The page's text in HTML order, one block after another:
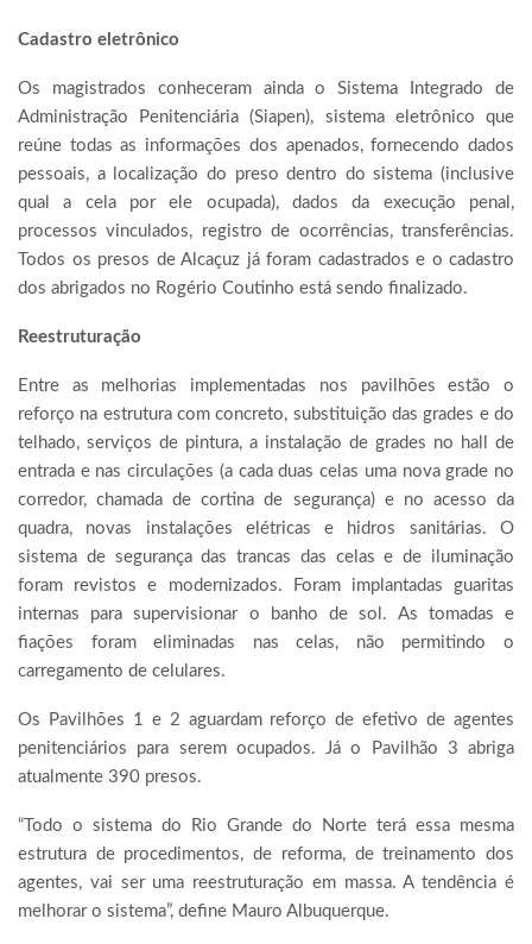
Cadastro eletrônico
Os magistrados conheceram ainda o Sistema Integrado de
Administração Penitenciária (Siapen), sistema eletrônico que
reúne todas as informações dos apenados, fornecendo dados
pessoais, a localização do preso dentro do sistema (inclusive
qual a cela por ele ocupada), dados da execução penal,
processos vinculados, registro de ocorrências, transferências.
Todos os presos de Alcaçuz já foram cadastrados e o cadastro
dos abrigados no Rogério Coutinho está sendo finalizado.
Reestruturação
Entre as melhorias implementadas nos pavilhões estão o
reforço na estrutura com concreto, substituição das grades e do
telhado, serviços de pintura, a instalação de grades no hall de
entrada e nas circulações (a cada duas celas uma nova grade no
corredor, chamada de cortina de segurança) e no acesso da
quadra, novas instalações elétricas e hidros sanitárias. O
sistema de segurança das trancas das celas e de iluminação
foram revistos e modernizados. Foram implantadas guaritas
internas para supervisionar o banho de sol. As tomadas e
fiações foram eliminadas nas celas, não permitindo o
carregamento de celulares.
Os Pavilhões 1 e 2 aguardam reforço de efetivo de agentes
penitenciários para serem ocupados. Já o Pavilhão 3 abriga
atualmente 390 presos.
“Todo o sistema do Rio Grande do Norte terá essa mesma
estrutura de procedimentos, de reforma, de treinamento dos
agentes, vai ser uma reestruturação em massa. A tendência é
melhorar o sistema”, define Mauro Albuquerque.